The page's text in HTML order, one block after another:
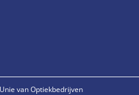
van Optiekbedrijven